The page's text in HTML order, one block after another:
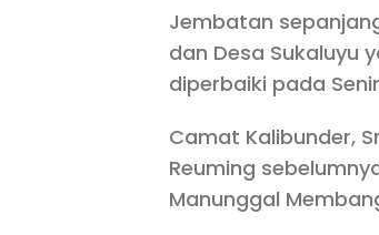
Jembatan
dan Desa Sukaluyu
diperbaiki pada
Camat Kalibunder,
Reuming
Manunggal